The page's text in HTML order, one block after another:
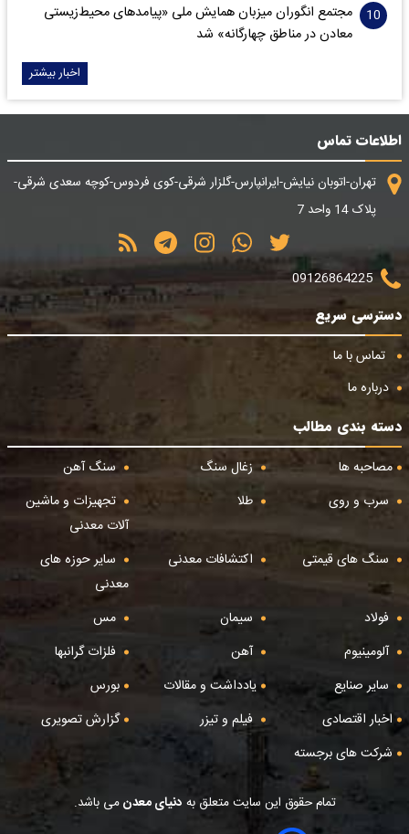
مجتمع انگوران میزبان همایش ملی «پیامدهای محیط‌زیستی
معادن در مناطق چهارگانه» شد
اخبار بیشتر
اطلاعات تماس
تهران-اتوبان نیایش-ایرانپارس-گلزار شرقی-کوی فردوس-کوچه سعدی شرقی-
پلاک 14 واحد 7
09126864225
دسترسی سریع
تماس با ما
درباره ما
دسته بندی مطالب
مصاحبه ها
زغال سنگ
سنگ آهن
سرب و روی
طلا
تجهیزات و ماشین
آلات معدنی
سنگ های قیمتی
اکتشافات معدنی
سایر حوزه های
معدنی
فولاد
سیمان
مس
آلومینیوم
آهن
فلزات گرانبها
سایر صنایع
یادداشت و مقالات
بورس
اخبار اقتصادی
فیلم و تیزر
گزارش تصویری
شرکت های برجسته
تمام حقوق این سایت متعلق به دنیای معدنمی باشد.